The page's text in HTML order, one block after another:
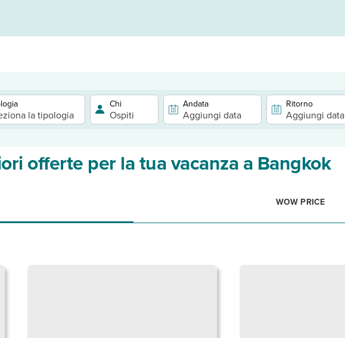
la tipologia
Chi
Ospiti
Andata
Aggiungi data
Ritorno
Aggiungi data
offerte per la tua vacanza a Bangkok
WOW PRICE